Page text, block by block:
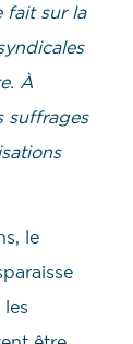
fait sur la
À
suffrages
le